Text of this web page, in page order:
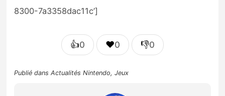
8300-7a3358dac11c’]
👍0 ❤️0 👎0
Publié dansActualités Nintendo,Jeux